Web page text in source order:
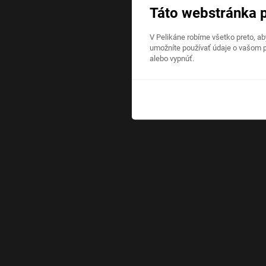
Táto webstránka
V Pelikáne robíme všetko preto,
umožníte používať údaje o vašom
alebo vypnúť.